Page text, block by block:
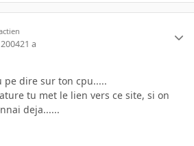
21 a
pe dire sur ton cpu.....
tu met le lien vers ce site, si on
deja......